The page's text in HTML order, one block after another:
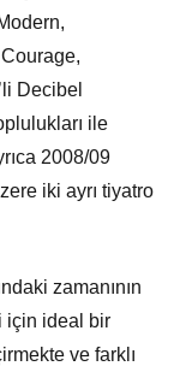
Decibel
ile
2008/09
iki ayrı tiyatro
zamanının
için ideal bir
ve farklı